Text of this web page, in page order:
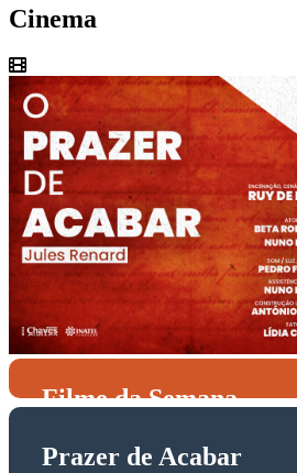
Cinema
Filme da Semana
Prazer de Acabar